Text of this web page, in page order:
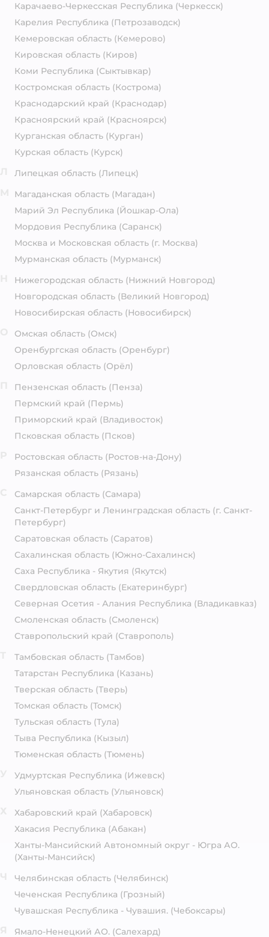
Карачаево-Черкесская Республика (Черкесск)
Карелия Республика (Петрозаводск)
Кемеровская область (Кемерово)
Кировская область (Киров)
Коми Республика (Сыктывкар)
Костромская область (Кострома)
Краснодарский край (Краснодар)
Красноярский край (Красноярск)
Курганская область (Курган)
Курская область (Курск)
Липецкая область (Липецк)
Магаданская область (Магадан)
Марий Эл Республика (Йошкар-Ола)
Мордовия Республика (Саранск)
Москва и Московская область (г. Москва)
Мурманская область (Мурманск)
Нижегородская область (Нижний Новгород)
Новгородская область (Великий Новгород)
Новосибирская область (Новосибирск)
Омская область (Омск)
Оренбургская область (Оренбург)
Орловская область (Орёл)
Пензенская область (Пенза)
Пермский край (Пермь)
Приморский край (Владивосток)
Псковская область (Псков)
Ростовская область (Ростов-на-Дону)
Рязанская область (Рязань)
Самарская область (Самара)
Санкт-Петербург и Ленинградская область (г. Санкт-
Петербург)
Саратовская область (Саратов)
Сахалинская область (Южно-Сахалинск)
Саха Республика - Якутия (Якутск)
Свердловская область (Екатеринбург)
Северная Осетия - Алания Республика (Владикавказ)
Смоленская область (Смоленск)
Ставропольский край (Ставрополь)
Тамбовская область (Тамбов)
Татарстан Республика (Казань)
Тверская область (Тверь)
Томская область (Томск)
Тульская область (Тула)
Тыва Республика (Кызыл)
Тюменская область (Тюмень)
Удмуртская Республика (Ижевск)
Ульяновская область (Ульяновск)
Хабаровский край (Хабаровск)
Хакасия Республика (Абакан)
Ханты-Мансийский Автономный округ - Югра АО.
(Ханты-Мансийск)
Челябинская область (Челябинск)
Чеченская Республика (Грозный)
Чувашская Республика - Чувашия. (Чебоксары)
Ямало-Ненецкий АО. (Салехард)